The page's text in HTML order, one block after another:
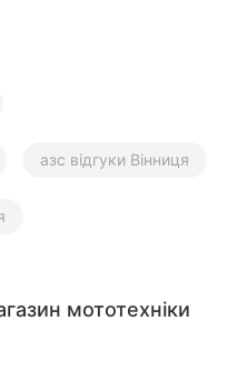
азс відгуки Вінниця
мототехніки